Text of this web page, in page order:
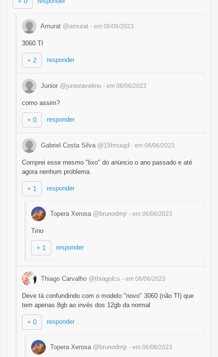
Amurat @amurat - em 06/06/2023
3060 TI
+ 2 responder
Junior @junioravelino - em 06/06/2023
como assim?
+ 0 responder
Gabriel Costa Silva @15fmuujd - em 06/06/2023
Comprei esse mesmo "lixo" do anúncio o ano passado e até
agora nenhum problema.
+ 1 responder
Topera Xerosa @brunodmjr - em 06/06/2023
Tino
+ 1 responder
Thiago Carvalho @thiagolcs - em 06/06/2023
Deve tá confundindo com o modelo "novo" 3060 (não TI) que
tem apenas 8gb ao invés dos 12gb da normal
+ 0 responder
Topera Xerosa @brunodmjr - em 06/06/2023